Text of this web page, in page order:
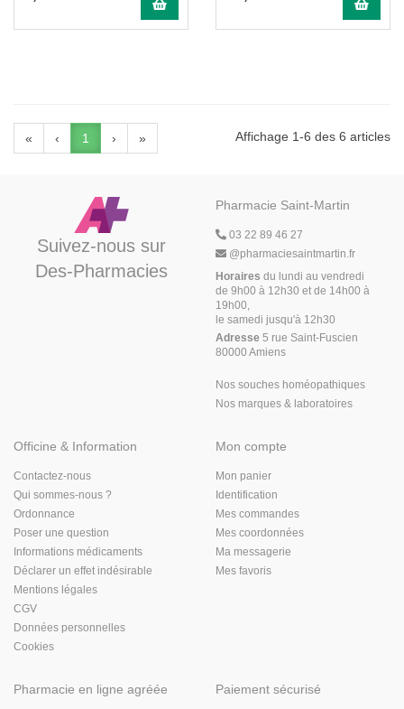
« ‹ 1 › » Affichage 1-6 des 6 articles
Suivez-nous sur
Des-Pharmacies
Pharmacie Saint-Martin
03 22 89 46 27
@pharmaciesaintmartin.fr
Horaires du lundi au vendredi
de 9h00 à 12h30 et de 14h00 à
19h00,
le samedi jusqu'à 12h30
Adresse 5 rue Saint-Fuscien
80000 Amiens
Nos souches homéopathiques
Nos marques & laboratoires
Officine & Information
Contactez-nous
Qui sommes-nous ?
Ordonnance
Poser une question
Informations médicaments
Déclarer un effet indésirable
Mentions légales
CGV
Données personnelles
Cookies
Mon compte
Mon panier
Identification
Mes commandes
Mes coordonnées
Ma messagerie
Mes favoris
Pharmacie en ligne agréée Paiement sécurisé